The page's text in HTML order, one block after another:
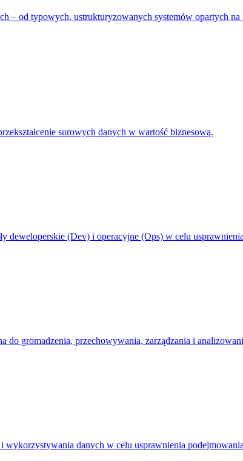
– od typowych, ustrukturyzowanych systemów opartych
surowych danych w wartość biznesową.
deweloperskie (Dev) i operacyjne (Ops) w celu
do gromadzenia, przechowywania, zarządzania i
wykorzystywania danych w celu usprawnienia